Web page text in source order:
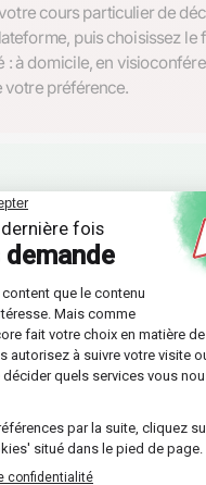
cours particulier de
puis choisissez le
: à domicile, en
votre préférence.
la formule de
parfaite
des multiples
ou un stage intensif plus